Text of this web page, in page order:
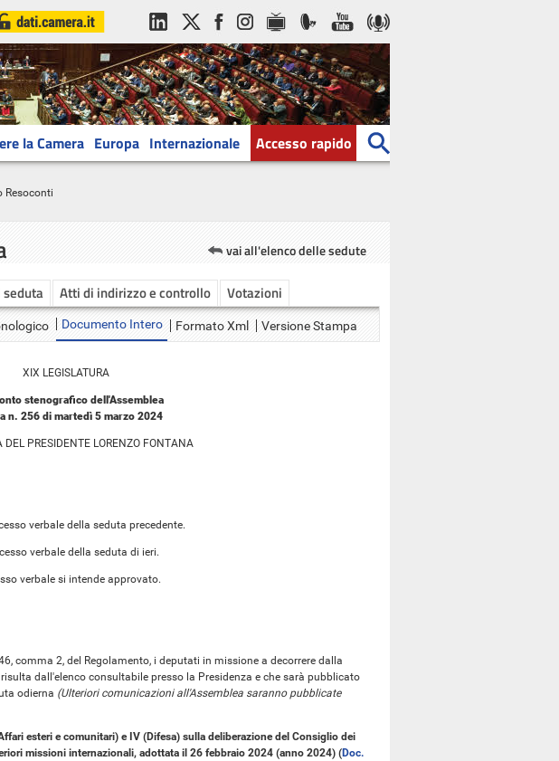
la Camera Europa Internazionale Accesso rapido
Resoconti
vai all'elenco delle sedute
Atti di indirizzo e controllo Votazioni
Documento Intero Formato Xml Versione Stampa
XIX LEGISLATURA
stenografico dell'Assemblea
n. 256 di martedì 5 marzo 2024
DEL PRESIDENTE LORENZO FONTANA
verbale della seduta precedente.
verbale della seduta di ieri.
verbale si intende approvato.
comma 2, del Regolamento, i deputati in missione a decorrere dalla
dall'elenco consultabile presso la Presidenza e che sarà pubblicato
odierna (Ulteriori comunicazioni all'Assemblea saranno pubblicate
esteri e comunitari) e IV (Difesa) sulla deliberazione del Consiglio dei
missioni internazionali, adottata il 26 febbraio 2024 (anno 2024) (Doc.